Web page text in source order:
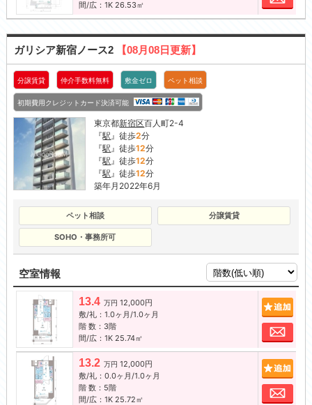
間/広：1K 26.53㎡
ガリシア新宿ノース2 【08月08日更新】
分譲賃貸 仲介手数料無料 敷金ゼロ ペット相談
初期費用クレジットカード決済可能
東京都新宿区百人町2-4
『駅 』徒歩2分
『駅 』徒歩12分
『駅 』徒歩12分
『駅 』徒歩12分
築年月2022年6月
ペット相談 分譲賃貸
SOHO・事務所可
空室情報
13.4 万円 12,000円
敷/礼：1.0ヶ月/1.0ヶ月
階 数：3階
間/広：1K 25.74㎡
お
13.2 万円 12,000円
敷/礼：0.0ヶ月/1.0ヶ月
階 数：5階
間/広：1K 25.72㎡
お